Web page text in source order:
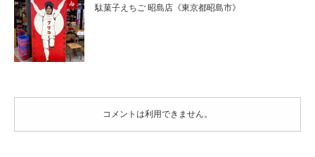
駄菓子えちご 昭島店《東京都昭島市》
コメントは利用できません。